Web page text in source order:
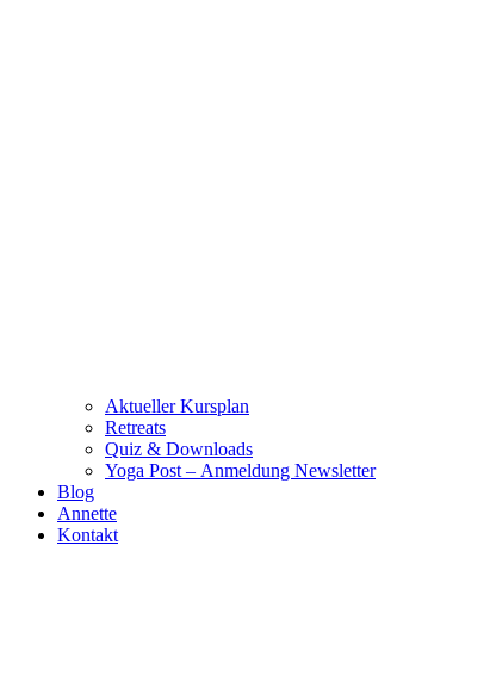
Aktueller Kursplan
Retreats
Quiz & Downloads
Yoga Post – Anmeldung Newsletter
Blog
Annette
Kontakt